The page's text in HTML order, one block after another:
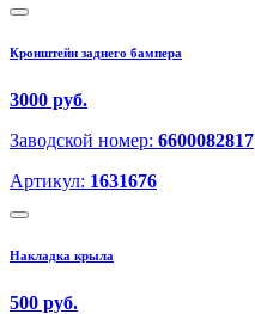
Кронштейн заднего бампера
3000 руб.
Заводской номер: 6600082817
Артикул: 1631676
Накладка крыла
500 руб.